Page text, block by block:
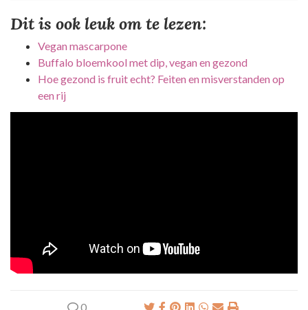
Dit is ook leuk om te lezen:
Vegan mascarpone
Buffalo bloemkool met dip, vegan en gezond
Hoe gezond is fruit echt? Feiten en misverstanden op
een rij
0